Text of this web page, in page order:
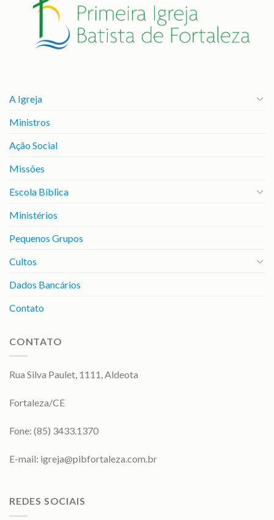
A Igreja
Ministros
Ação Social
Missões
Escola Bíblica
Ministérios
Pequenos Grupos
Cultos
Dados Bancários
Contato
CONTATO
Rua Silva Paulet, 1111, Aldeota
Fortaleza/CE
Fone: (85) 3433.1370
E-mail: igreja@pibfortaleza.com.br
REDES SOCIAIS